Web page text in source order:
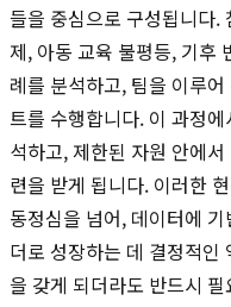
들을 중심으로 구성됩니다.
제, 아동 교육 불평등, 기후
례를 분석하고, 팀을 이루
트를 수행합니다. 이 과정
석하고, 제한된 자원 안에
련을 받게 됩니다. 이러한
동정심을 넘어, 데이터에
더로 성장하는 데 결정적인
을 갖게 되더라도 반드시